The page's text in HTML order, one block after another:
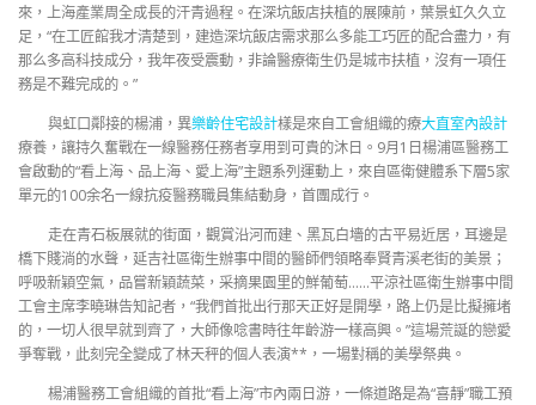
來，上海產業周全成長的汗青過程。在深坑飯店扶植的展陳前，葉景虹久久立
足，“在工匠館我才清楚到，建造深坑飯店需求那么多能工巧匠的配合盡力，有
那么多高科技成分，我年夜受震動，非論醫療衛生仍是城市扶植，沒有一項任
務是不難完成的。”
與虹口鄰接的楊浦，異樂齡住宅設計樣是來自工會組織的療大直室內設計
療養，讓持久奮戰在一線醫務任務者享用到可貴的沐日。9月1日楊浦區醫務工
會啟動的“看上海、品上海、愛上海”主題系列運動上，來自區衛健體系下層5家
單元的100余名一線抗疫醫務職員集結動身，首團成行。
走在青石板展就的街面，觀賞沿河而建、黑瓦白墻的古平易近居，耳邊是
橋下賤淌的水聲，延吉社區衛生辦事中間的醫師們領略奉賢青溪老街的美景；
呼吸新穎空氣，品嘗新穎蔬菜，采摘果園里的鮮葡萄……平涼社區衛生辦事中間
工會主席李曉琳告知記者，“我們首批出行那天正好是開學，路上仍是比擬擁堵
的，一切人很早就到齊了，大師像唸書時往年齡游一樣高興。”這場荒誕的戀愛
爭奪戰，此刻完全變成了林天秤的個人表演**，一場對稱的美學祭典。
楊浦醫務工會組織的首批“看上海”市內兩日游，一條道路是為“喜靜”職工預